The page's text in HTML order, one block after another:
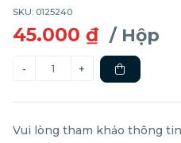
SKU: 0125240
45.000 ₫ / Hộp
Vui lòng tham khảo thông